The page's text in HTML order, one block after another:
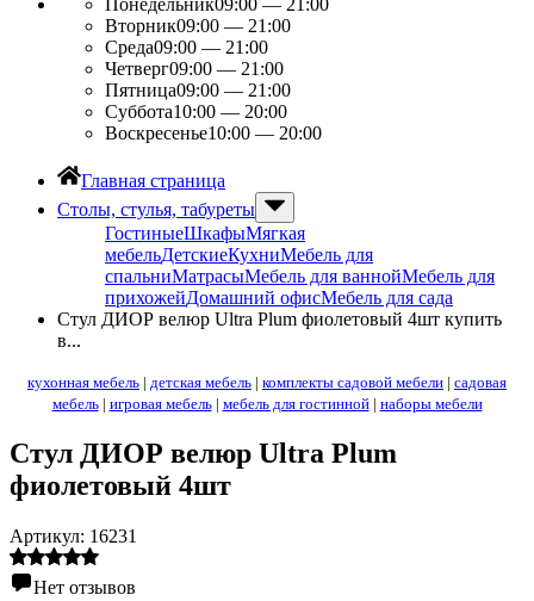
Вторник09:00 — 21:00
Среда09:00 — 21:00
Четверг09:00 — 21:00
Пятница09:00 — 21:00
Суббота10:00 — 20:00
Воскресенье10:00 — 20:00
Главная страница
Столы, стулья, табуреты
ГостиныеШкафыМягкая
мебельДетскиеКухниМебель для
спальниМатрасыМебель для ваннойМебель для
прихожейДомашний офисМебель для сада
Стул ДИОР велюр Ultra Plum фиолетовый 4шт купить
в...
кухонная мебель | детская мебель | комплекты садовой мебели | садовая
мебель| игровая мебель| мебель для гостинной| наборы мебели
Стул ДИОР велюр Ultra Plum
фиолетовый 4шт
Артикул: 16231
Нет отзывов